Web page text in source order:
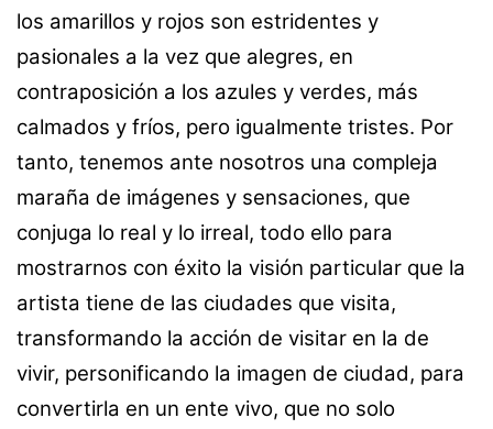
los amarillos y rojos son estridentes y
pasionales a la vez que alegres, en
contraposición a los azules y verdes, más
calmados y fríos, pero igualmente tristes. Por
tanto, tenemos ante nosotros una compleja
maraña de imágenes y sensaciones, que
conjuga lo real y lo irreal, todo ello para
mostrarnos con éxito la visión particular que la
artista tiene de las ciudades que visita,
transformando la acción de visitar en la de
vivir, personificando la imagen de ciudad, para
convertirla en un ente vivo, que no solo